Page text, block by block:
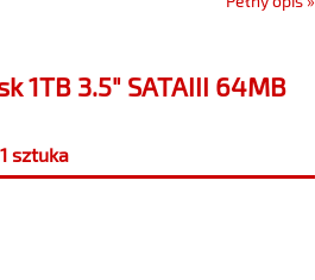
1TB 3.5" SATAIII 64MB
1 sztuka